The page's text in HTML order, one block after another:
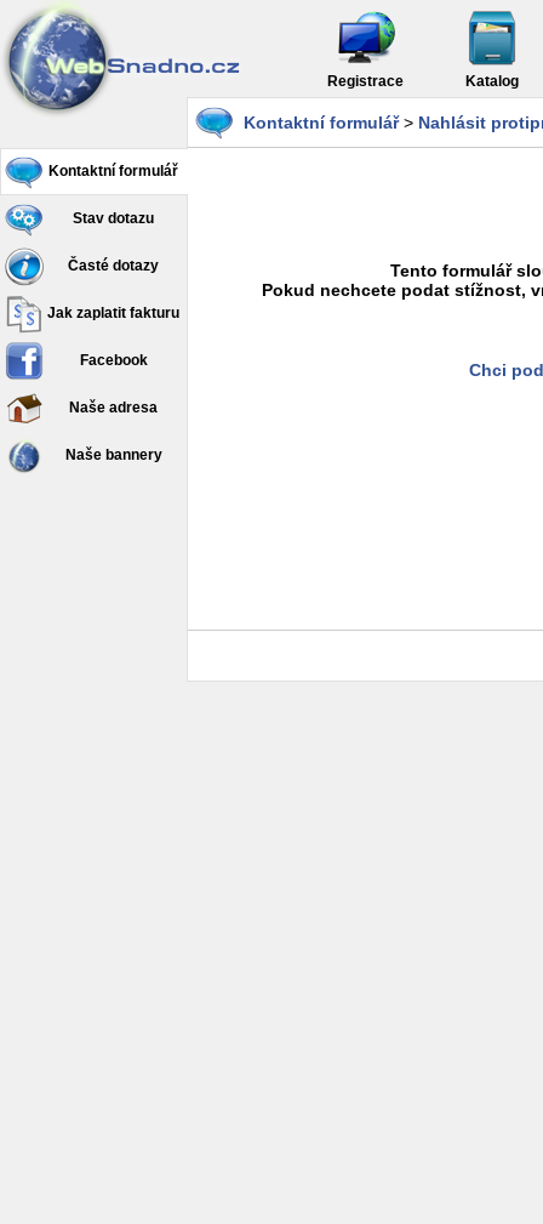
Registrace Katalog
Kontaktní formulář
Stav dotazu
Časté dotazy
Jak zaplatit fakturu
Facebook
Naše adresa
Naše bannery
Kontaktní formulář> Nahlásit
Tento formulář
Pokud nechcete podat stížnost,
Chci